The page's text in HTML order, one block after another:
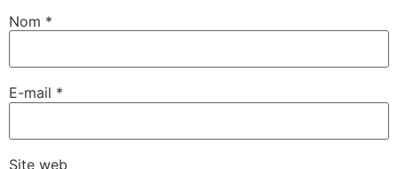
Nom *
E-mail *
Site web